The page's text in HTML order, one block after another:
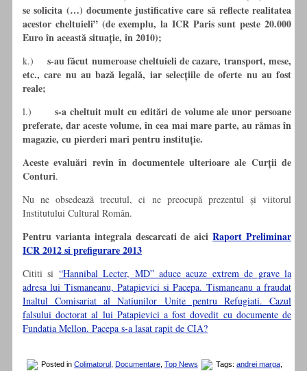
se solicita (…) documente justificative care să reflecte realitatea
acestor cheltuieli” (de exemplu, la ICR Paris sunt peste 20.000
Euro în această situație, în 2010);
k.)
s-au făcut numeroase cheltuieli de cazare, transport, mese,
etc., care nu au bază legală, iar selecțiile de oferte nu au fost
reale;
l.) s-a cheltuit mult cu editări de volume ale unor persoane
preferate, dar aceste volume, în cea mai mare parte, au rămas în
magazie, cu pierderi mari pentru instituție.
Aceste evaluări revin în documentele ulterioare ale Curții de
Conturi.
Nu ne obsedează trecutul, ci ne preocupă prezentul și viitorul
Institutului Cultural Român.
Pentru varianta integrala descarcati de aiciRaport Preliminar
ICR 2012 si prefigurare 2013
Cititi si “Hannibal Lecter, MD” aduce acuze extrem de grave la
adresa lui Tismaneanu, Patapievici si Pacepa. Tismaneanu a fraudat
Inaltul Comisariat al Natiunilor Unite pentru Refugiati. Cazul
falsului doctorat al lui Patapievici a fost dovedit cu documente de
Fundatia Mellon. Pacepa s-a lasat rapit de CIA?
Posted in Colimatorul Documentare Top News Tags: andrei marga